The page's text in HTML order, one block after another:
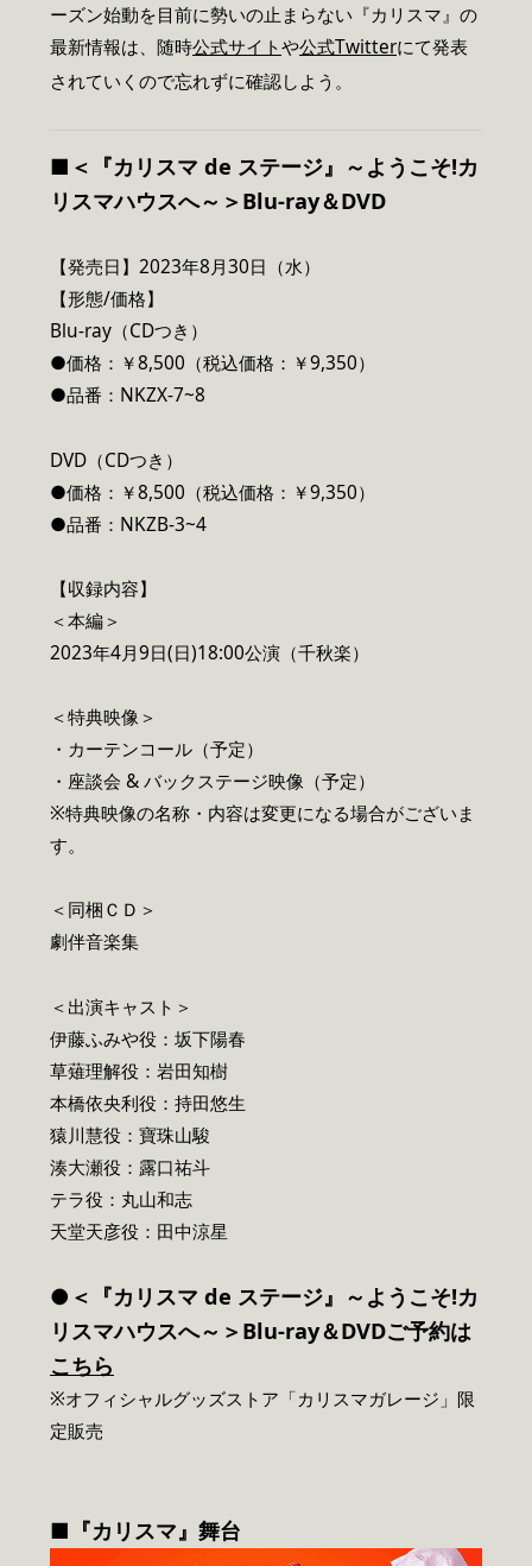
ーズン始動を目前に勢いの止まらない『カリスマ』の
最新情報は、随時公式サイトや公式Twitterにて発表
されていくので忘れずに確認しよう。
■＜『カリスマ de ステージ』～ようこそ!カ
リスマハウスへ～＞Blu-ray＆DVD
【発売日】2023年8月30日（水）
【形態/価格】
Blu-ray（CDつき）
●価格：￥8,500（税込価格：￥9,350）
●品番：NKZX-7~8
DVD（CDつき）
●価格：￥8,500（税込価格：￥9,350）
●品番：NKZB-3~4
【収録内容】
＜本編＞
2023年4月9日(日)18:00公演（千秋楽）
＜特典映像＞
・カーテンコール（予定）
・座談会 & バックステージ映像（予定）
※特典映像の名称・内容は変更になる場合がございま
す。
＜同梱ＣＤ＞
劇伴音楽集
＜出演キャスト＞
伊藤ふみや役：坂下陽春
草薙理解役：岩田知樹
本橋依央利役：持田悠生
猿川慧役：寶珠山駿
湊大瀬役：露口祐斗
テラ役：丸山和志
天堂天彦役：田中涼星
●＜『カリスマ de ステージ』～ようこそ!カ
リスマハウスへ～＞Blu-ray＆DVDご予約は
こちら
※オフィシャルグッズストア「カリスマガレージ」限
定販売
■『カリスマ』舞台